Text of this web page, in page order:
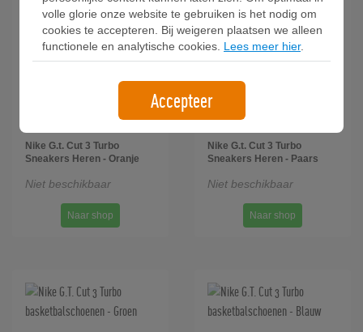
Nike G.t. Cut 3 Turbo
Sneakers Heren - Oranje
Niet beschikbaar
Naar shop
Nike G.t. Cut 3 Turbo
Sneakers Heren - Paars
Niet beschikbaar
Naar shop
volle glorie onze website te gebruiken is het nodig om
cookies te accepteren. Bij weigeren plaatsen we alleen
functionele en analytische cookies. Lees meer hier.
Accepteer